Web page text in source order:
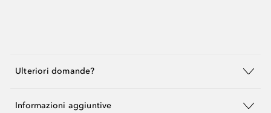
Ulteriori domande?
Informazioni aggiuntive